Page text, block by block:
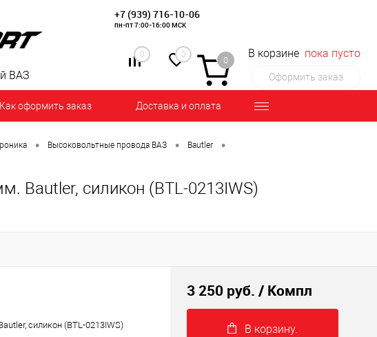
+7 (939) 716-10-06
пн-пт 7:00-16:00 МСК
0 0
0
В корзине пока пусто
Оформить заказ
ВАЗ
Как оформить заказ Доставка и оплата
• Высоковольтные провода ВАЗ • Bautler •
Bautler, силикон (BTL-0213IWS)
силикон (BTL-0213IWS)
3 250 руб. / Компл
В корзину.